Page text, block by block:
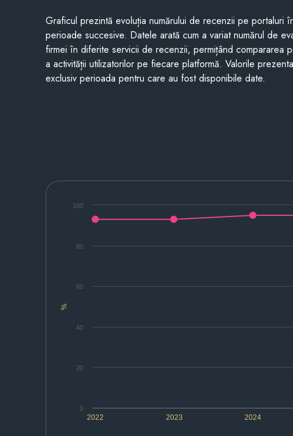
Graficul prezintă evoluția numărului de recenzii pe portaluri
perioade succesive. Datele arată cum a variat numărul de
firmei în diferite servicii de recenzii, permițând compararea
a activității utilizatorilor pe fiecare platformă. Valorile
exclusiv perioada pentru care au fost disponibile date.
%
2022 2023 2024
0
20
40
60
80
100